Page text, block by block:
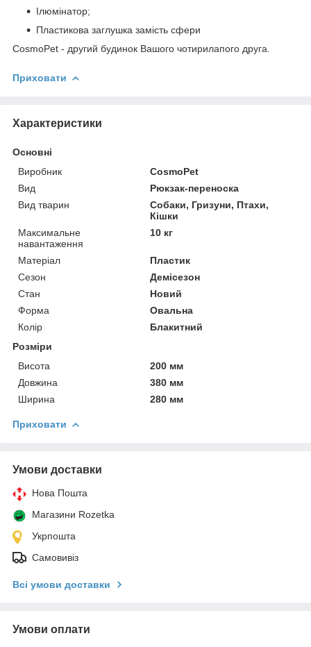
Ілюмінатор;
Пластикова заглушка замість сфери
CosmoPet - другий будинок Вашого чотирилапого друга.
Приховати
Характеристики
Основні
Виробник
CosmoPet
Вид
Рюкзак-переноска
Вид тварин
Собаки, Гризуни, Птахи,
Кішки
Максимальне
навантаження
10 кг
Матеріал
Пластик
Сезон
Демісезон
Стан
Новий
Форма
Овальна
Колір
Блакитний
Розміри
Висота
200 мм
Довжина
380 мм
Ширина
280 мм
Приховати
Умови доставки
Нова Пошта
Магазини Rozetka
Укрпошта
Самовивіз
Всі умови доставки
Умови оплати